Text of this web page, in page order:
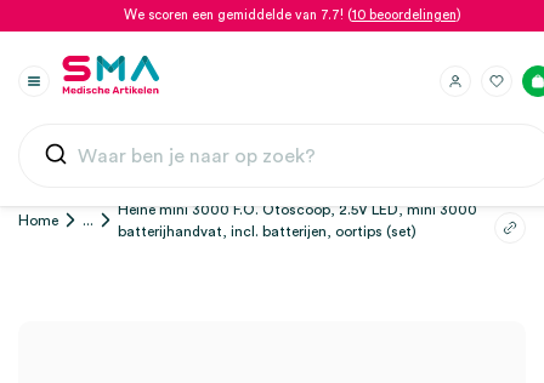
We scoren een gemiddelde van 7.7! (10 beoordelingen)
Home ...
Heine mini 3000 F.O. Otoscoop, 2.5V LED, mini 3000
batterijhandvat, incl. batterijen, oortips (set)